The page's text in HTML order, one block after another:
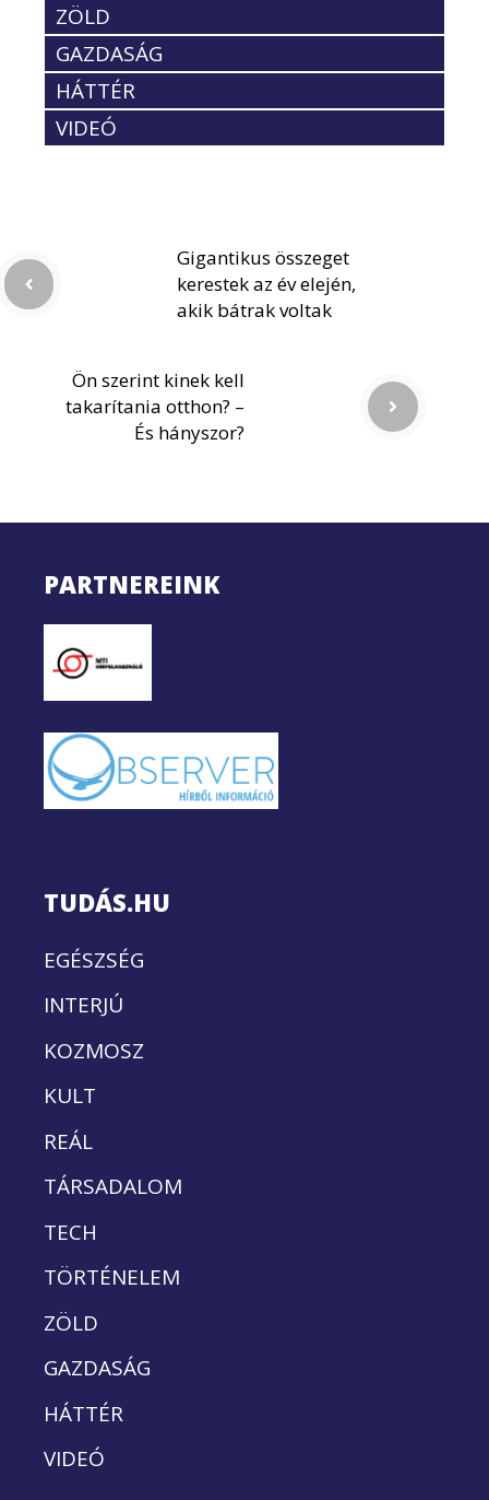
ZÖLD
GAZDASÁG
HÁTTÉR
VIDEÓ
Gigantikus összeget
kerestek az év elején,
akik bátrak voltak
Ön szerint kinek kell
takarítania otthon? –
És hányszor?
PARTNEREINK
TUDÁS.HU
EGÉSZSÉG
INTERJÚ
KOZMOSZ
KULT
REÁL
TÁRSADALOM
TECH
TÖRTÉNELEM
ZÖLD
GAZDASÁG
HÁTTÉR
VIDEÓ